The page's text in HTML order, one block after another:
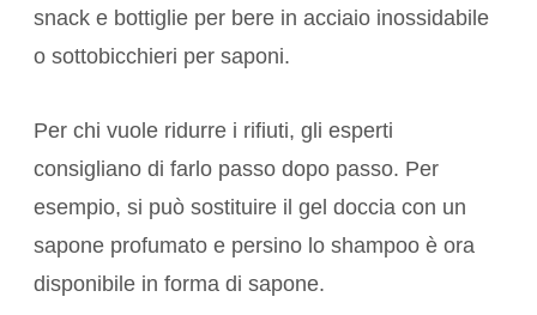
snack e bottiglie per bere in acciaio inossidabile
o sottobicchieri per saponi.
Per chi vuole ridurre i rifiuti, gli esperti
consigliano di farlo passo dopo passo. Per
esempio, si può sostituire il gel doccia con un
sapone profumato e persino lo shampoo è ora
disponibile in forma di sapone.